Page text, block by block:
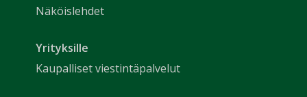
Näköislehdet
Yrityksille
Kaupalliset viestintäpalvelut